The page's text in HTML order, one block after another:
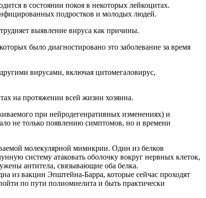
в состоянии покоя в некоторых лейкоцитах.
подростков и молодых людей.
выявление вируса как причины.
было диагностировано это заболевание за время
вирусами, включая цитомегаловирус,
на протяжении всей жизни хозяина.
при нейродегенративных изменениях) и
не только появлению симптомов, но и времени
молекулярной мимикрии. Один из белков
систему атаковать оболочку вокруг нервных клеток,
антитела, связывающие оба белка.
из вакцин Эпштейна-Барра, которые сейчас проходят
по пути полиомиелита и быть практически